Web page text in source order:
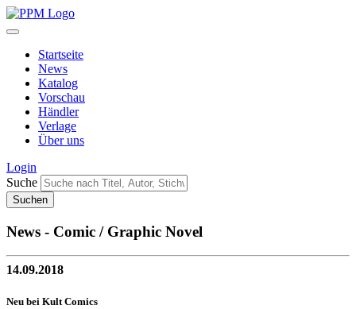
Startseite
News
Katalog
Vorschau
Händler
Verlage
Über uns
Login
Suche
News - Comic / Graphic Novel
14.09.2018
Neu bei Kult Comics